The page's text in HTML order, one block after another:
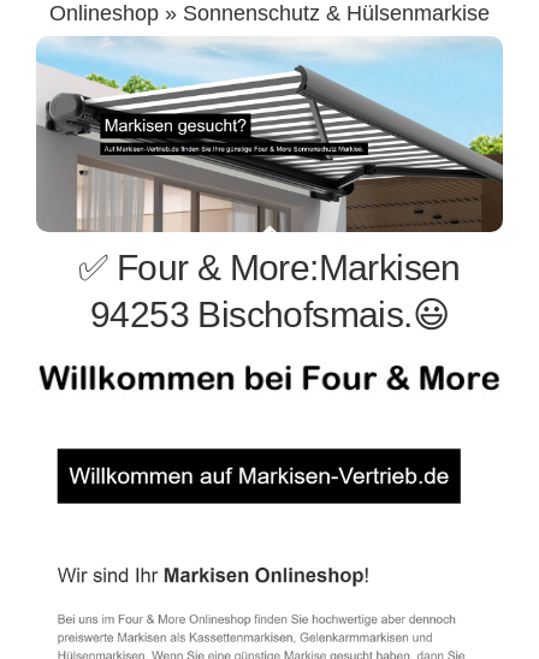
Onlineshop » Sonnenschutz & Hülsenmarkise
✅ Four & More:Markisen
94253 Bischofsmais.😃